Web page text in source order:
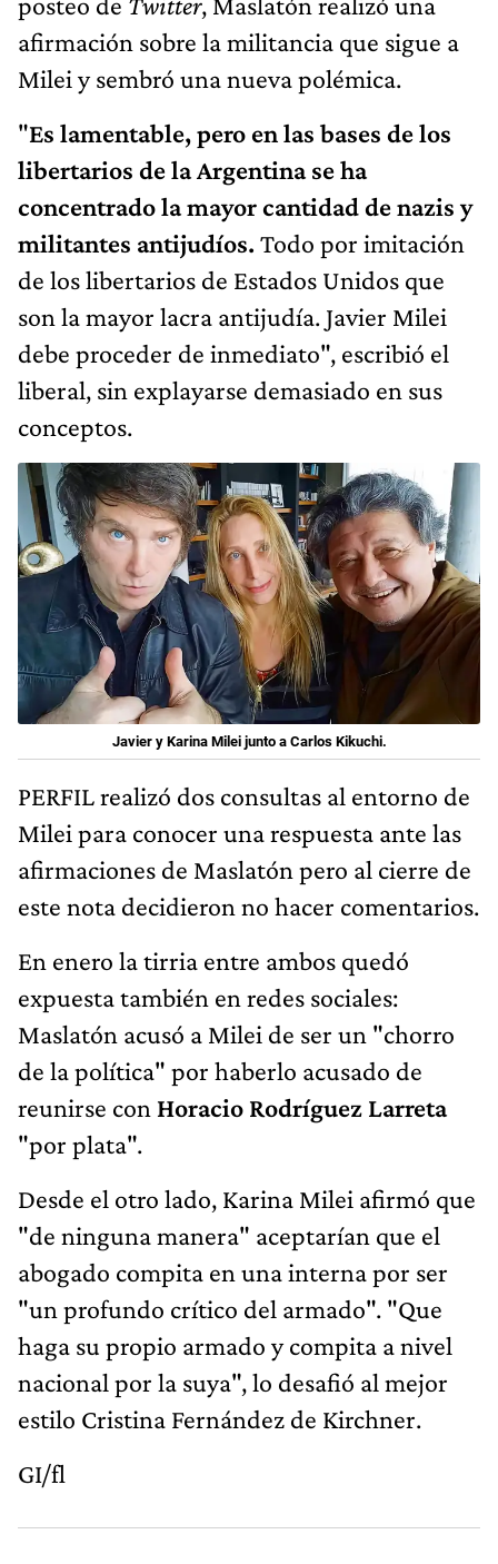
afirmación sobre la militancia que sigue a
Milei y sembró una nueva polémica.
"Es lamentable, pero en las bases de los
libertarios de la Argentina se ha
concentrado la mayor cantidad de nazis y
militantes antijudíos. Todo por imitación
de los libertarios de Estados Unidos que
son la mayor lacra antijudía. Javier Milei
debe proceder de inmediato", escribió el
liberal, sin explayarse demasiado en sus
conceptos.
Javier y Karina Milei junto a Carlos Kikuchi.
PERFIL realizó dos consultas al entorno de
Milei para conocer una respuesta ante las
afirmaciones de Maslatón pero al cierre de
este nota decidieron no hacer comentarios.
En enero la tirria entre ambos quedó
expuesta también en redes sociales:
Maslatón acusó a Milei de ser un "chorro
de la política" por haberlo acusado de
reunirse con Horacio Rodríguez Larreta
"por plata".
Desde el otro lado, Karina Milei afirmó que
"de ninguna manera" aceptarían que el
abogado compita en una interna por ser
"un profundo crítico del armado". "Que
haga su propio armado y compita a nivel
nacional por la suya", lo desafió al mejor
estilo Cristina Fernández de Kirchner.
GI/fl